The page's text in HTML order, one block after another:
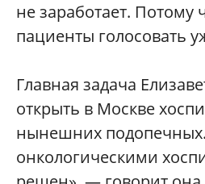
не заработает. Потому
пациенты голосовать
Главная задача
открыть в Москве
нынешних
онкологическими